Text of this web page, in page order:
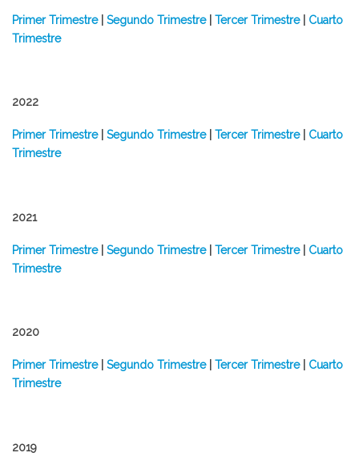
​Primer Trimestre| Segundo Trimestre| Tercer Trimestre| Cuarto
Trimestre
2022
​Primer Trimestre| Segundo Trimestre| Tercer Trimestre| Cuarto
Trimestre
2021
​Primer Trimestre| Segundo Trimestre| Tercer Trimestre| Cuarto
Trimestre
2020
​Primer Trimestre| Segundo Trimestre| Tercer Trimestre| Cuarto
Trimestre
2019